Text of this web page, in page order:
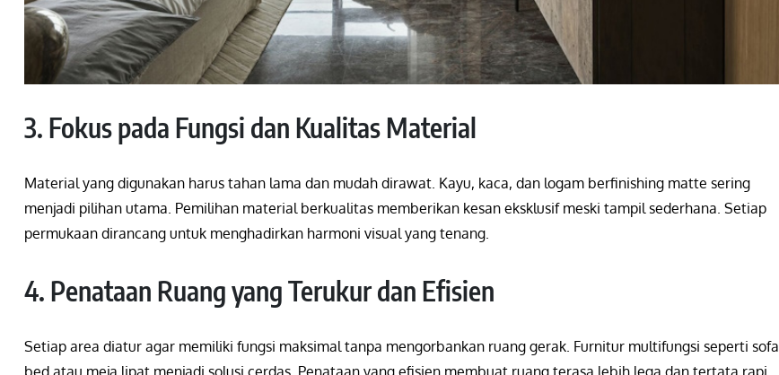
3. Fokus pada Fungsi dan Kualitas Material
Material yang digunakan harus tahan lama dan mudah dirawat. Kayu, kaca, dan logam berfinishing matte sering
menjadi pilihan utama. Pemilihan material berkualitas memberikan kesan eksklusif meski tampil sederhana. Setiap
permukaan dirancang untuk menghadirkan harmoni visual yang tenang.
4. Penataan Ruang yang Terukur dan Efisien
Setiap area diatur agar memiliki fungsi maksimal tanpa mengorbankan ruang gerak. Furnitur multifungsi seperti sofa
bed atau meja lipat menjadi solusi cerdas. Penataan yang efisien membuat ruang terasa lebih lega dan tertata rapi.